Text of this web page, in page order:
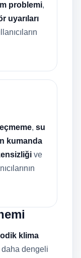
problemi,
uyarıları
, su
kumanda
ve
klima
daha dengeli